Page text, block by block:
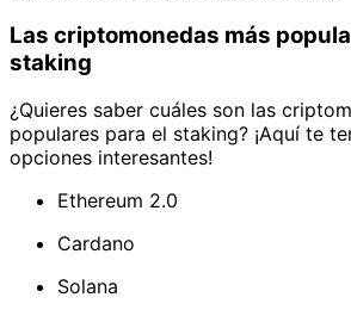
Las criptomonedas más
staking
¿Quieres saber cuáles son las
populares para el staking? ¡Aquí te
opciones interesantes!
Ethereum 2.0
Cardano
Solana